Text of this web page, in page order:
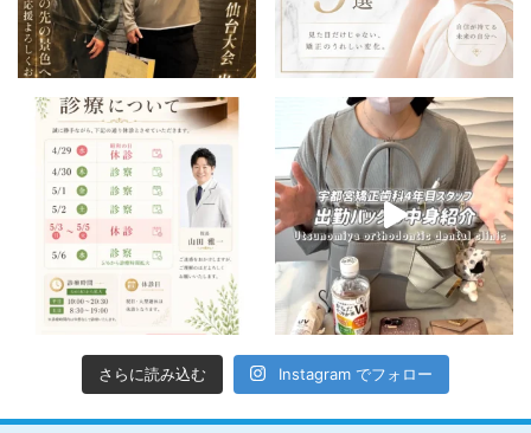
さらに読み込む Instagram でフォロー